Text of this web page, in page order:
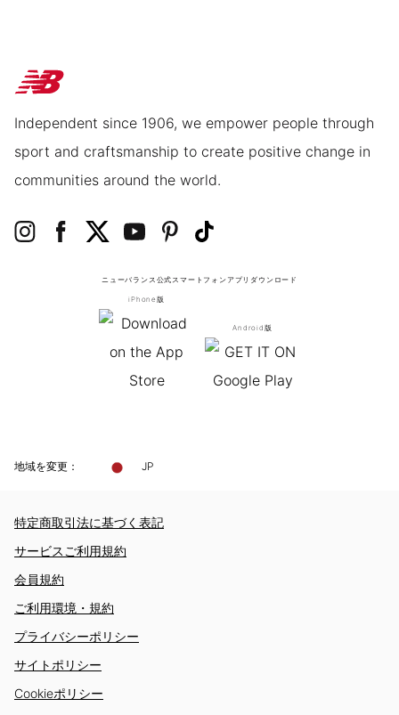
Independent since 1906, we empower people through
sport and craftsmanship to create positive change in
communities around the world.
ニューバランス公式スマートフォンアプリ ダウンロード
iPhone版
Android版
地域を変更： JP
特定商取引法に基づく表記
サービスご利用規約
会員規約
ご利用環境・規約
プライバシーポリシー
サイトポリシー
Cookieポリシー